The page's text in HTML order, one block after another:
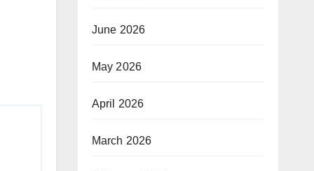
June 2026
May 2026
April 2026
March 2026